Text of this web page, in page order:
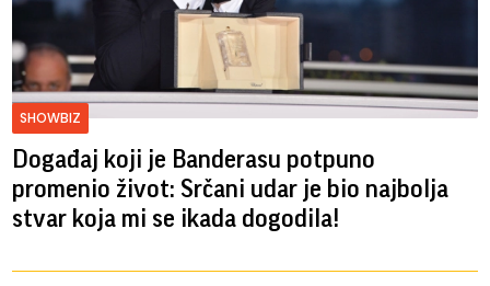
SHOWBIZ
Događaj koji je Banderasu potpuno
promenio život: Srčani udar je bio najbolja
stvar koja mi se ikada dogodila!